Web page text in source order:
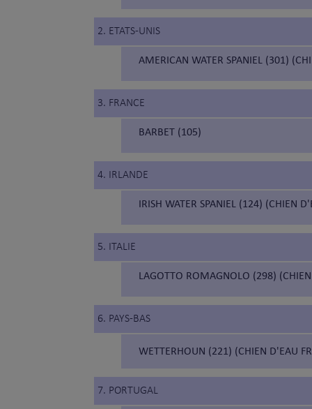
2. ETATS-UNIS
AMERICAN WATER SPANIEL (301)
3. FRANCE
BARBET (105)
4. IRLANDE
IRISH WATER SPANIEL (124) (CHIEN
5. ITALIE
LAGOTTO ROMAGNOLO (298)
6. PAYS-BAS
WETTERHOUN (221) (CHIEN D'EAU
7. PORTUGAL